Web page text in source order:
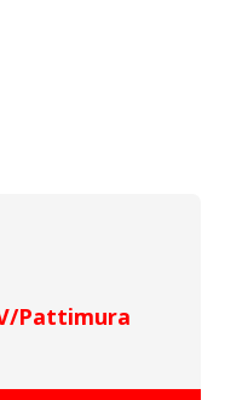
Pattimura